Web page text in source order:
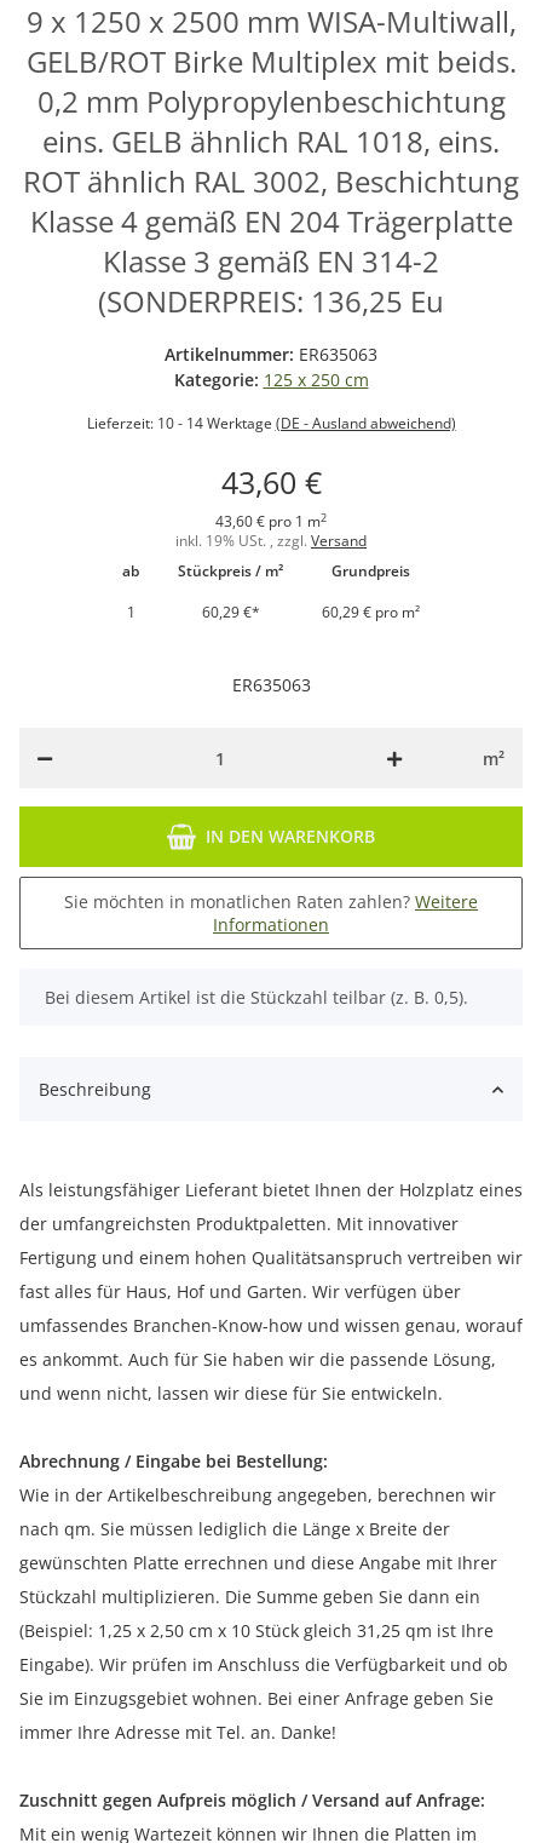
9 x 1250 x 2500 mm WISA-Multiwall,
GELB/ROT Birke Multiplex mit beids.
0,2 mm Polypropylenbeschichtung
eins. GELB ähnlich RAL 1018, eins.
ROT ähnlich RAL 3002, Beschichtung
Klasse 4 gemäß EN 204 Trägerplatte
Klasse 3 gemäß EN 314-2
(SONDERPREIS: 136,25 Eu
Artikelnummer: ER635063
Kategorie: 125 x 250 cm
Lieferzeit: 10 - 14 Werktage (DE - Ausland abweichend)
43,60 €
43,60 € pro 1 m2
inkl. 19% USt. , zzgl. Versand
ab
Stückpreis / m²
Grundpreis
1
60,29 €* 60,29 € pro m²
ER635063
m²
IN DEN WARENKORB
Sie möchten in monatlichen Raten zahlen? Weitere
Informationen
x
Bei diesem Artikel ist die Stückzahl teilbar (z. B. 0,5).
Beschreibung
Als leistungsfähiger Lieferant bietet Ihnen der Holzplatz eines
der umfangreichsten Produktpaletten. Mit innovativer
Fertigung und einem hohen Qualitätsanspruch vertreiben wir
fast alles für Haus, Hof und Garten. Wir verfügen über
umfassendes Branchen-Know-how und wissen genau, worauf
es ankommt. Auch für Sie haben wir die passende Lösung,
und wenn nicht, lassen wir diese für Sie entwickeln.
Abrechnung / Eingabe bei Bestellung:
Wie in der Artikelbeschreibung angegeben, berechnen wir
nach qm. Sie müssen lediglich die Länge x Breite der
gewünschten Platte errechnen und diese Angabe mit Ihrer
Stückzahl multiplizieren. Die Summe geben Sie dann ein
(Beispiel: 1,25 x 2,50 cm x 10 Stück gleich 31,25 qm ist Ihre
Eingabe). Wir prüfen im Anschluss die Verfügbarkeit und ob
Sie im Einzugsgebiet wohnen. Bei einer Anfrage geben Sie
immer Ihre Adresse mit Tel. an. Danke!
Zuschnitt gegen Aufpreis möglich / Versand auf Anfrage:
Mit ein wenig Wartezeit können wir Ihnen die Platten im